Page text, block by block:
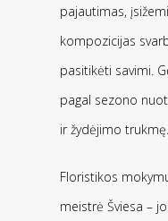
pajautimas,
kompozicijas
pasitikėti savimi.
pagal sezono
ir žydėjimo trukmę.
Floristikos
meistrė Šviesa –